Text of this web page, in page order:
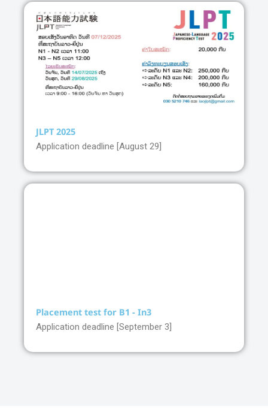
JLPT 2025
Application deadline [August 29]
Placement test for B1 - In3
Application deadline [September 3]